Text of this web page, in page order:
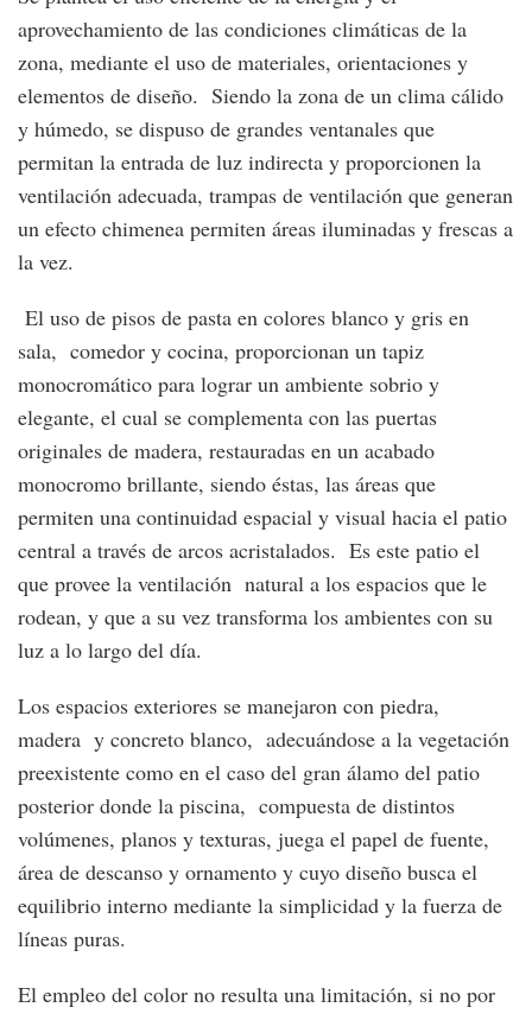
aprovechamiento de las condiciones climáticas de la
zona, mediante el uso de materiales, orientaciones y
elementos de diseño. Siendo la zona de un clima cálido
y húmedo, se dispuso de grandes ventanales que
permitan la entrada de luz indirecta y proporcionen la
ventilación adecuada, trampas de ventilación que generan
un efecto chimenea permiten áreas iluminadas y frescas a
la vez.
El uso de pisos de pasta en colores blanco y gris en
sala, comedor y cocina, proporcionan un tapiz
monocromático para lograr un ambiente sobrio y
elegante, el cual se complementa con las puertas
originales de madera, restauradas en un acabado
monocromo brillante, siendo éstas, las áreas que
permiten una continuidad espacial y visual hacia el patio
central a través de arcos acristalados. Es este patio el
que provee la ventilación natural a los espacios que le
rodean, y que a su vez transforma los ambientes con su
luz a lo largo del día.
Los espacios exteriores se manejaron con piedra,
madera y concreto blanco, adecuándose a la vegetación
preexistente como en el caso del gran álamo del patio
posterior donde la piscina, compuesta de distintos
volúmenes, planos y texturas, juega el papel de fuente,
área de descanso y ornamento y cuyo diseño busca el
equilibrio interno mediante la simplicidad y la fuerza de
líneas puras.
El empleo del color no resulta una limitación, si no por